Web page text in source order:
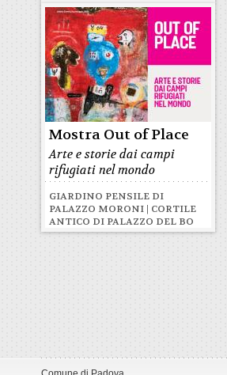
Mostra Out of Place
Arte e storie dai campi
rifugiati nel mondo
GIARDINO PENSILE DI
PALAZZO MORONI | CORTILE
ANTICO DI PALAZZO DEL BO